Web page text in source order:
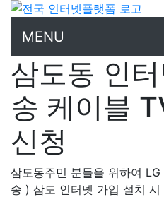
MENU
삼도동 인
송 케이블
신청
삼도동주민 분들을 위하여
송 ) 삼도 인터넷 가입 설치